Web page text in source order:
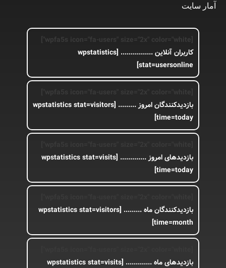
آمار سایت
کاربران آنلاین ................ [wpstatistics
stat=usersonline]
بازدیدکنندگان امروز ......... [wpstatistics stat=visitors
time=today]
بازدیدهای امروز ............. [wpstatistics stat=visits
time=today]
بازدیدکنندگان ماه ......... [wpstatistics stat=visitors
time=month]
بازدیدهای ماه ............. [wpstatistics stat=visits